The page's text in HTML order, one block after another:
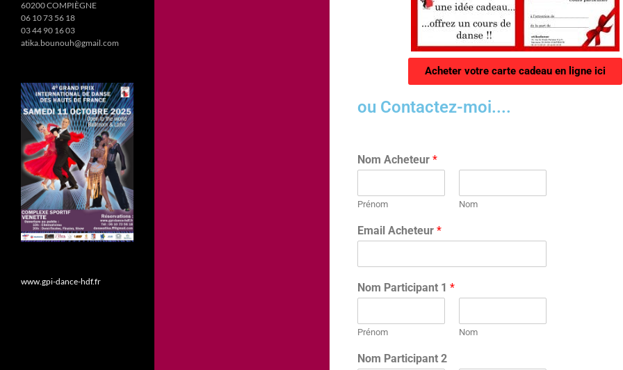
Acheter votre carte cadeau en ligne ici
ou Contactez-moi....
Nom Acheteur *
Prénom Nom
Email Acheteur *
Nom Participant 1 *
Prénom Nom
Nom Participant 2
60200 COMPIÈGNE
06 10 73 56 18
03 44 90 16 03
atika.bounouh@gmail.com
www.gpi-dance-hdf.fr